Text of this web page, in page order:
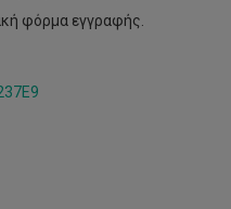
φόρμα εγγραφής.